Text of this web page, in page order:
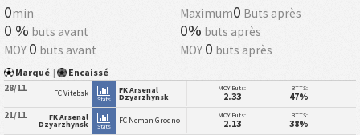
0min Maximum0 Buts après
0 % buts avant 0% buts après
MOY 0 buts avant MOY 0 buts après
Marqué | Encaissé
28/11 FC Vitebsk
Stats
FK Arsenal
Dzyarzhynsk
MOY Buts:
2.33
BTTS:
47%
21/11 FK Arsenal
Dzyarzhynsk Stats
FC Neman Grodno MOY Buts:
2.13
BTTS:
38%